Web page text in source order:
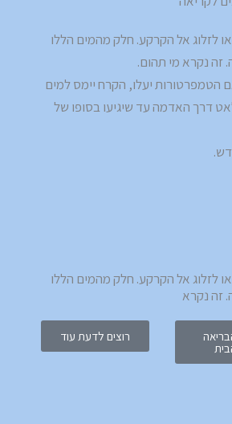
לזלוג אל הקרקע. חלק מהמים הללו
זה נקרא מי תהום.
יעלו, הקרח יימס למים
דרך האדמה עד שיגיעו בסופו של
לזלוג אל הקרקע. חלק מהמים הללו
זה נקרא
רוצים לדעת עוד